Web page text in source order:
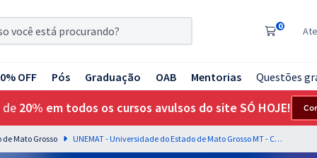
0
OFF Pós Graduação OAB Mentorias Questões
de 20% em todos os cursos avulsos do site SÓ HOJE!
Mato Grosso UNEMAT - Universidade do Estado de Mato Grosso MT - Contador